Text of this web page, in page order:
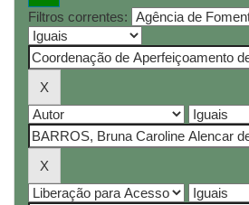
Filtros correntes: